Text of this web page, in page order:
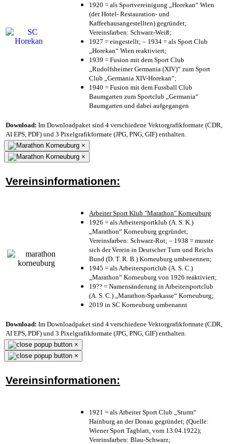
1920 = als Sportvereinigung „Horekan“ Wien
(der Hotel- Restauration- und
Kaffeehausangestellten) gegründet;
Vereinsfarben: Schwarz-Weiß;
1927 = eingestellt; – 1934 = als Sport Club
„Horekan“ Wien reaktiviert;
1939 = Fusion mit dem Sport Club
„Rudolfsheimer Germania (XIV)“ zum Sport
Club „Germania XIV-Horekan“;
1940 = Fusion mit dem Fussball Club
Baumgarten zum Sportclub „Germania“
Baumgarten und dabei aufgegangen
Download: Im Downloadpaket sind 4 verschiedene Vektorgrafikformate (CDR,
AI EPS, PDF) und 3 Pixelgrafikformate (JPG, PNG, GIF) enthalten.
×
×
Vereinsinformationen:
Arbeiter Sport Klub "Marathon" Korneuburg
1926 = als Arbeitersportklub (A. S. K.)
„Marathon“ Korneuburg gegründet;
Vereinsfarben: Schwarz-Rot; – 1938 = musste
sich der Verein in Deutscher Turn und Reichs
Bund (D. T. R. B.) Korneuburg umbenennen;
1945 = als Arbeitersportclub (A. S. C.)
„Marathon“ Korneuburg von 1926 reaktiviert;
19?? = Namensänderung in Arbeitersportclub
(A. S. C.) „Marathon-Sparkasse“ Korneuburg;
2019 in SC Korneuburg umbenannt
Download: Im Downloadpaket sind 4 verschiedene Vektorgrafikformate (CDR,
AI EPS, PDF) und 3 Pixelgrafikformate (JPG, PNG, GIF) enthalten.
×
×
Vereinsinformationen:
1921 = als Arbeiter Sport Club „Sturm“
Hainburg an der Donau gegründet; (Quelle:
Wiener Sport Tagblatt, vom 13.04.1922);
Vereinsfarben: Blau-Schwarz;